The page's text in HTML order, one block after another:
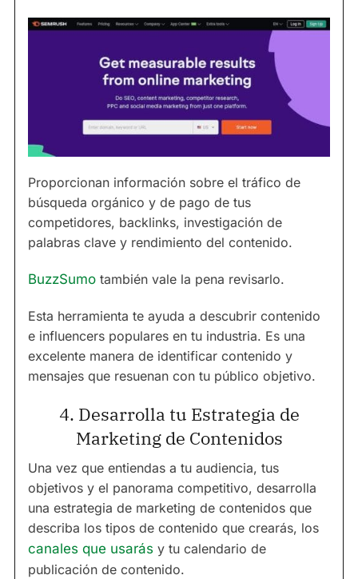
Proporcionan información sobre el tráfico de
búsqueda orgánico y de pago de tus
competidores, backlinks, investigación de
palabras clave y rendimiento del contenido.
BuzzSumo también vale la pena revisarlo.
Esta herramienta te ayuda a descubrir contenido
e influencers populares en tu industria. Es una
excelente manera de identificar contenido y
mensajes que resuenan con tu público objetivo.
4. Desarrolla tu Estrategia de
Marketing de Contenidos
Una vez que entiendas a tu audiencia, tus
objetivos y el panorama competitivo, desarrolla
una estrategia de marketing de contenidos que
describa los tipos de contenido que crearás, los
canales que usarás y tu calendario de
publicación de contenido.